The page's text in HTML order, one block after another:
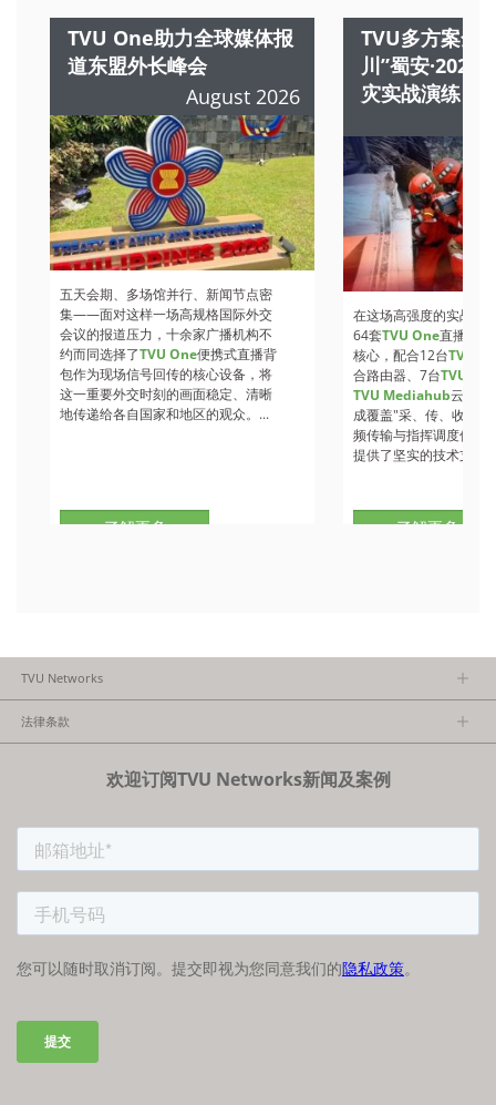
TVU One助力全球媒体报
道东盟外长峰会
August 2026
五天会期、多场馆并行、新闻节点密
集——面对这样一场高规格国际外交
会议的报道压力，十余家广播机构不
约而同选择了TVU One便携式直播背
包作为现场信号回传的核心设备，将
这一重要外交时刻的画面稳定、清晰
地传递给各自国家和地区的观众。...
了解更多
TVU多方案全
川”蜀安
灾实战演练
在这场高强度的实战检
64套TVU One直播背
核心，配合12台TVU
合路由器、7台TVU
TVU Mediahub云调度
成覆盖"采、传、收、
频传输与指挥调度保障
提供了坚实的技术支撑
了解更多
TVU Networks
法律条款
欢迎订阅TVU Networks新闻及案例